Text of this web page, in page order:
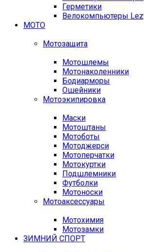
Герметики
Велокомпьютеры
МОТО
Мотозащита
Мотошлемы
Мотонаколенники
Бодиарморы
Ошейники
Мотоэкипировка
Маски
Мотоштаны
Мотоботы
Мотоджерси
Мотоперчатки
Мотокуртки
Подшлемники
Футболки
Мотоноски
Мотоаксессуары
Мотохимия
Мотозамки
ЗИМНИЙ СПОРТ